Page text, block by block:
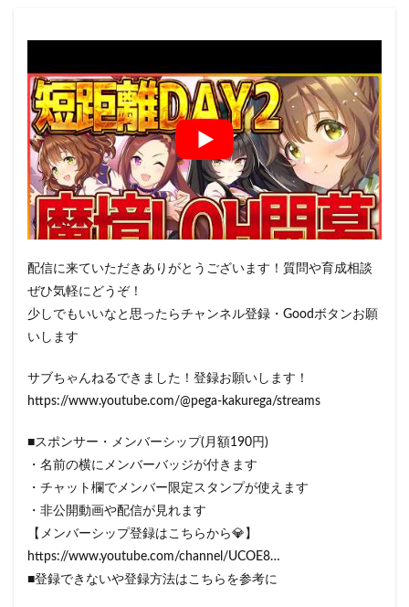
配信に来ていただきありがとうございます！質問や育成相談
ぜひ気軽にどうぞ！
少しでもいいなと思ったらチャンネル登録・Goodボタンお願
いします
サブちゃんねるできました！登録お願いします！
https://www.youtube.com/@pega-kakurega/streams
■スポンサー・メンバーシップ(月額190円)
・名前の横にメンバーバッジが付きます
・チャット欄でメンバー限定スタンプが使えます
・非公開動画や配信が見れます
【メンバーシップ登録はこちらから💎】
https://www.youtube.com/channel/UCOE8​​​…
■登録できないや登録方法はこちらを参考に